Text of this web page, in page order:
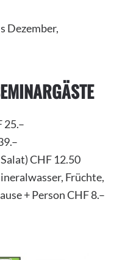
Dezember,
25.–
CHF 12.50
Früchte,
+ Person CHF 8.–